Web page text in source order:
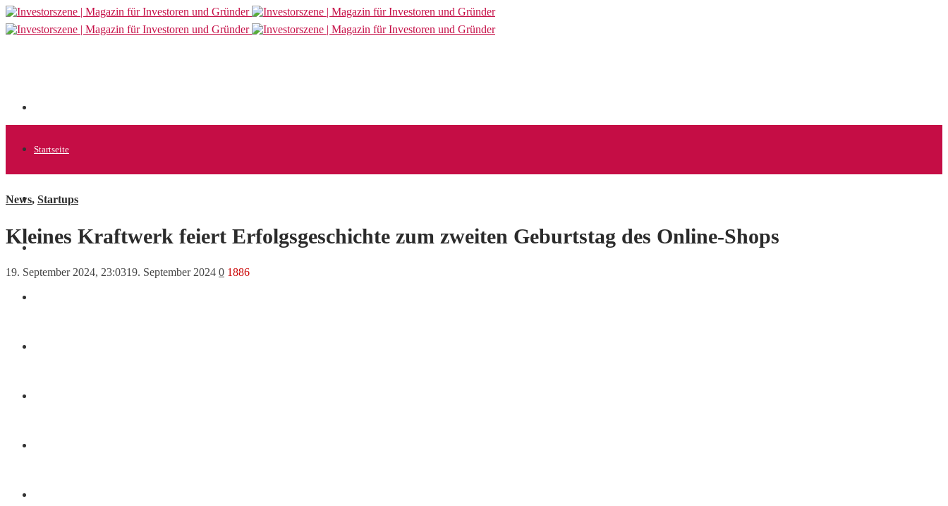
Startseite
Allgemein
News, Startups
Kleines Kraftwerk feiert Erfolgsgeschichte zum zweiten Geburtstag des Online-Shops
19. September 2024, 23:0319. September 2024 0 1886